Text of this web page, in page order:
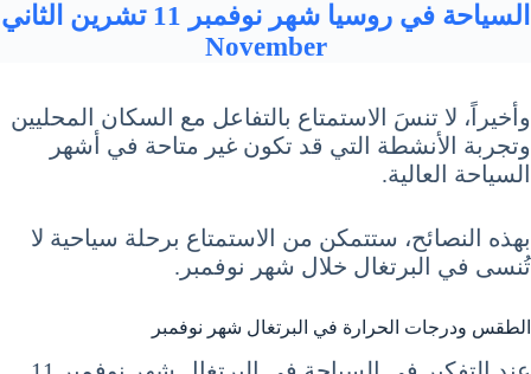
السياحة في روسيا شهر نوفمبر 11 تشرين الثاني
November
وأخيراً، لا تنسَ الاستمتاع بالتفاعل مع السكان المحليين
وتجربة الأنشطة التي قد تكون غير متاحة في أشهر
السياحة العالية.
بهذه النصائح، ستتمكن من الاستمتاع برحلة سياحية لا
تُنسى في البرتغال خلال شهر نوفمبر.
الطقس ودرجات الحرارة في البرتغال شهر نوفمبر